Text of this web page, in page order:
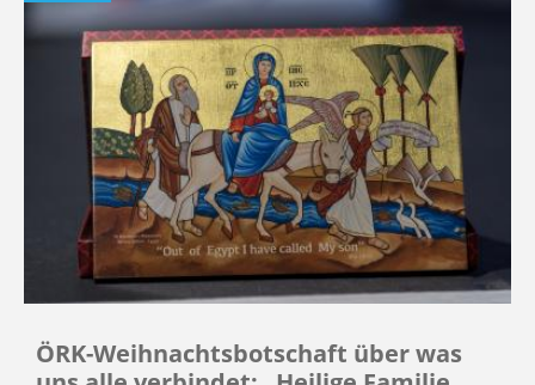
ÖRK-Weihnachtsbotschaft über was